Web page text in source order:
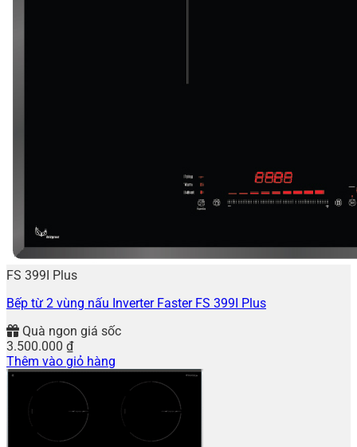
FS 399I Plus
Bếp từ 2 vùng nấu Inverter Faster FS 399I Plus
Quà ngon giá sốc
3.500.000 ₫
Thêm vào giỏ hàng